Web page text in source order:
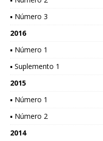
▪ Número 3
2016
▪ Número 1
▪ Suplemento 1
2015
▪ Número 1
▪ Número 2
2014